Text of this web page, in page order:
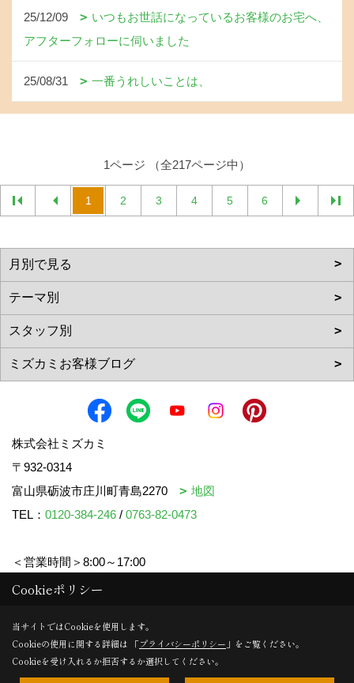
25/12/09
いつもお世話になっているお客様のお宅へ、
アフターフォローに伺いました
25/08/31 一番うれしいことは、
1ページ （全217ページ中）
1 2 3 4 5 6
株式会社ミズカミ
〒932-0314
富山県砺波市庄川町青島2270
地図
TEL： 0120-384-246 / 0763-82-0473
＜営業時間＞8:00～17:00
＜定休日＞水曜日・祝日
Copyright (c) mizukami. All Rights Reserved.
Cookieポリシー
当サイトではCookieを使用します。
Cookieの使用に関する詳細は 「プライバシーポリシー 」をご覧ください。
Cookieを受け入れるか拒否するか選択してください。